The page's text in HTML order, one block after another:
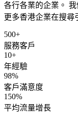
各行各業的企業。
更多香港企業在搜尋
500+
服務客戶
10+
年經驗
98%
客戶滿意度
150%
平均流量增長